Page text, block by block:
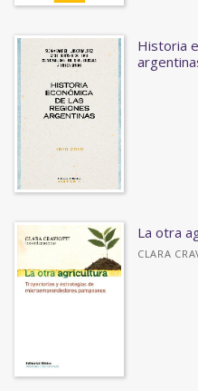
Historia
La otra
CLARA